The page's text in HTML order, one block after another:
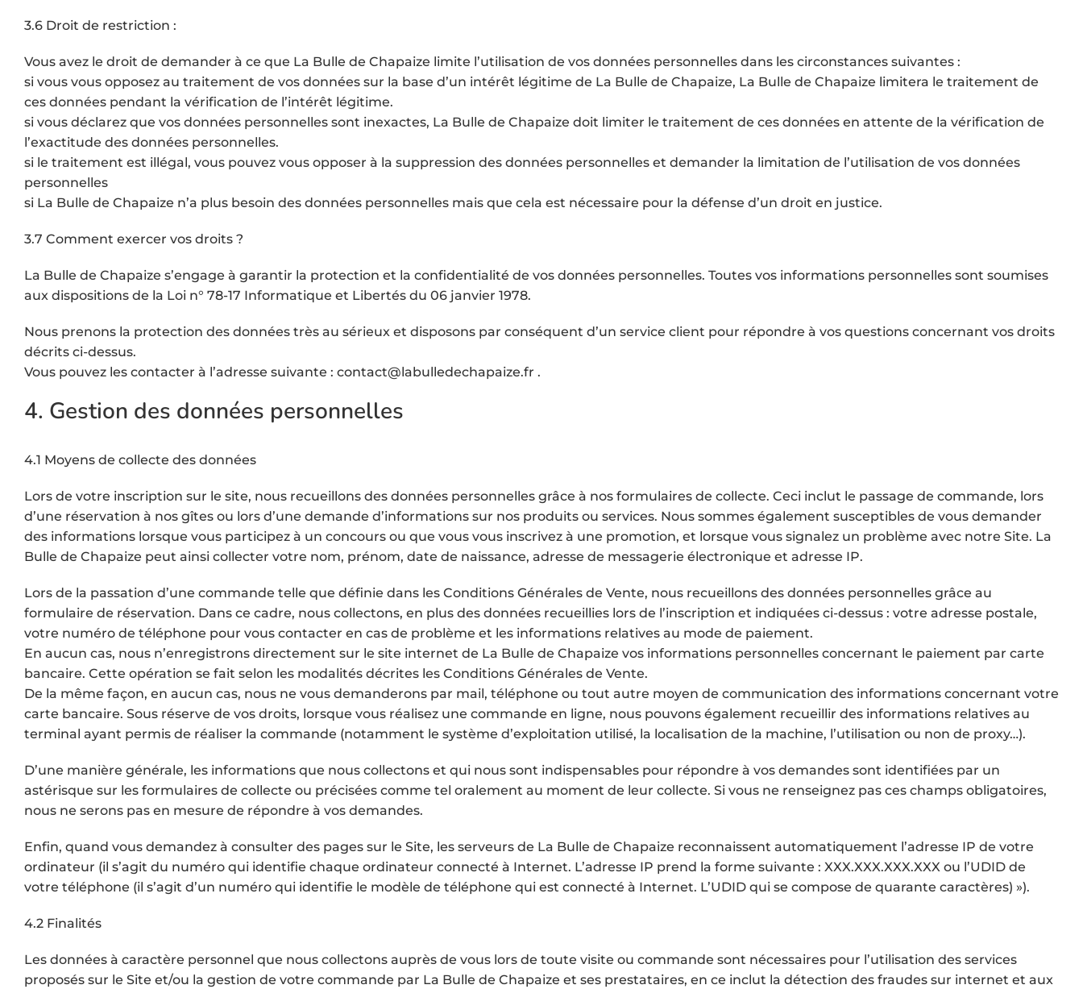
3.6 Droit de restriction :
Vous avez le droit de demander à ce que La Bulle de Chapaize limite l’utilisation de vos données personnelles dans les circonstances suivantes :
si vous vous opposez au traitement de vos données sur la base d’un intérêt légitime de La Bulle de Chapaize, La Bulle de Chapaize limitera le traitement de
ces données pendant la vérification de l’intérêt légitime.
si vous déclarez que vos données personnelles sont inexactes, La Bulle de Chapaize doit limiter le traitement de ces données en attente de la vérification de
l’exactitude des données personnelles.
si le traitement est illégal, vous pouvez vous opposer à la suppression des données personnelles et demander la limitation de l’utilisation de vos données
personnelles
si La Bulle de Chapaize n’a plus besoin des données personnelles mais que cela est nécessaire pour la défense d’un droit en justice.
3.7 Comment exercer vos droits ?
La Bulle de Chapaize s’engage à garantir la protection et la confidentialité de vos données personnelles. Toutes vos informations personnelles sont soumises
aux dispositions de la Loi n° 78-17 Informatique et Libertés du 06 janvier 1978.
Nous prenons la protection des données très au sérieux et disposons par conséquent d’un service client pour répondre à vos questions concernant vos droits
décrits ci-dessus.
Vous pouvez les contacter à l’adresse suivante : contact@labulledechapaize.fr .
4. Gestion des données personnelles
4.1 Moyens de collecte des données
Lors de votre inscription sur le site, nous recueillons des données personnelles grâce à nos formulaires de collecte. Ceci inclut le passage de commande, lors
d’une réservation à nos gîtes ou lors d’une demande d’informations sur nos produits ou services. Nous sommes également susceptibles de vous demander
des informations lorsque vous participez à un concours ou que vous vous inscrivez à une promotion, et lorsque vous signalez un problème avec notre Site. La
Bulle de Chapaize peut ainsi collecter votre nom, prénom, date de naissance, adresse de messagerie électronique et adresse IP.
Lors de la passation d’une commande telle que définie dans les Conditions Générales de Vente, nous recueillons des données personnelles grâce au
formulaire de réservation. Dans ce cadre, nous collectons, en plus des données recueillies lors de l’inscription et indiquées ci-dessus : votre adresse postale,
votre numéro de téléphone pour vous contacter en cas de problème et les informations relatives au mode de paiement.
En aucun cas, nous n’enregistrons directement sur le site internet de La Bulle de Chapaize vos informations personnelles concernant le paiement par carte
bancaire. Cette opération se fait selon les modalités décrites les Conditions Générales de Vente.
De la même façon, en aucun cas, nous ne vous demanderons par mail, téléphone ou tout autre moyen de communication des informations concernant votre
carte bancaire. Sous réserve de vos droits, lorsque vous réalisez une commande en ligne, nous pouvons également recueillir des informations relatives au
terminal ayant permis de réaliser la commande (notamment le système d’exploitation utilisé, la localisation de la machine, l’utilisation ou non de proxy…).
D’une manière générale, les informations que nous collectons et qui nous sont indispensables pour répondre à vos demandes sont identifiées par un
astérisque sur les formulaires de collecte ou précisées comme tel oralement au moment de leur collecte. Si vous ne renseignez pas ces champs obligatoires,
nous ne serons pas en mesure de répondre à vos demandes.
Enfin, quand vous demandez à consulter des pages sur le Site, les serveurs de La Bulle de Chapaize reconnaissent automatiquement l’adresse IP de votre
ordinateur (il s’agit du numéro qui identifie chaque ordinateur connecté à Internet. L’adresse IP prend la forme suivante : XXX.XXX.XXX.XXX ou l’UDID de
votre téléphone (il s’agit d’un numéro qui identifie le modèle de téléphone qui est connecté à Internet. L’UDID qui se compose de quarante caractères) »).
4.2 Finalités
Les données à caractère personnel que nous collectons auprès de vous lors de toute visite ou commande sont nécessaires pour l’utilisation des services
proposés sur le Site et/ou la gestion de votre commande par La Bulle de Chapaize et ses prestataires, en ce inclut la détection des fraudes sur internet et aux